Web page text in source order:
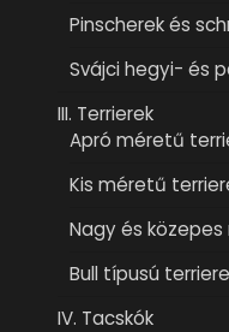
Pinscherek és
Svájci hegyi- és
III. Terrierek
Apró méretű
Kis méretű
Nagy és
Bull típusú
IV. Tacskók